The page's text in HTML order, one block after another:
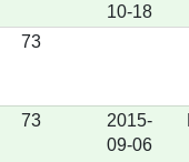
10-18
73
73
2015-
09-06